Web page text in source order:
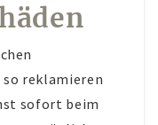
reklamieren
sofort beim